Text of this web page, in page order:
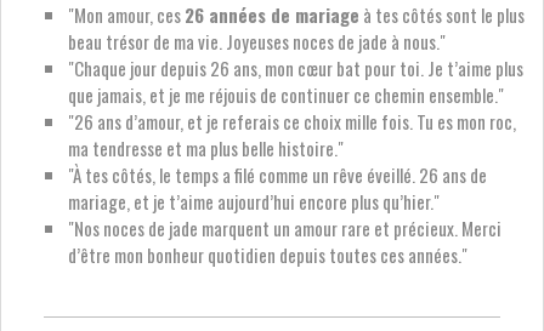
"Mon amour, ces26 années de mariage à tes côtés sont le plus
beau trésor de ma vie. Joyeuses noces de jade à nous."
"Chaque jour depuis 26 ans, mon cœur bat pour toi. Je t’aime plus
que jamais, et je me réjouis de continuer ce chemin ensemble."
"26 ans d’amour, et je referais ce choix mille fois. Tu es mon roc,
ma tendresse et ma plus belle histoire."
"À tes côtés, le temps a filé comme un rêve éveillé. 26 ans de
mariage, et je t’aime aujourd’hui encore plus qu’hier."
"Nos noces de jade marquent un amour rare et précieux. Merci
d’être mon bonheur quotidien depuis toutes ces années."